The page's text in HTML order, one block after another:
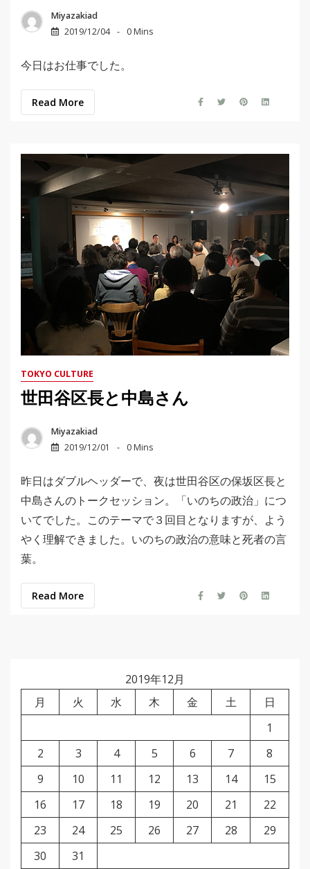
Miyazakiad
2019/12/04
0 Mins
今日はお仕事でした。
Read More
TOKYO CULTURE
世田谷区長と中島さん
Miyazakiad
2019/12/01
0 Mins
昨日はダブルヘッダーで、夜は世田谷区の保坂区長と
中島さんのトークセッション。「いのちの政治」につ
いてでした。このテーマで３回目となりますが、よう
やく理解できました。いのちの政治の意味と死者の言
葉。
Read More
2019年12月
月
火 水 木 金 土
日
1
2
3 4 5 6 7
8
9
10 11 12 13 14
15
16
17 18 19 20 21
22
23
24 25 26 27 28
29
30
31